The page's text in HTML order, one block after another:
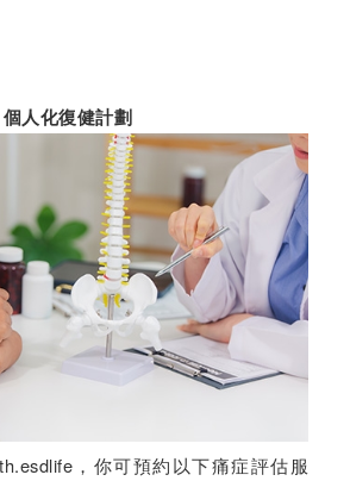
人化復健計劃
，你可預約以下痛症評估服